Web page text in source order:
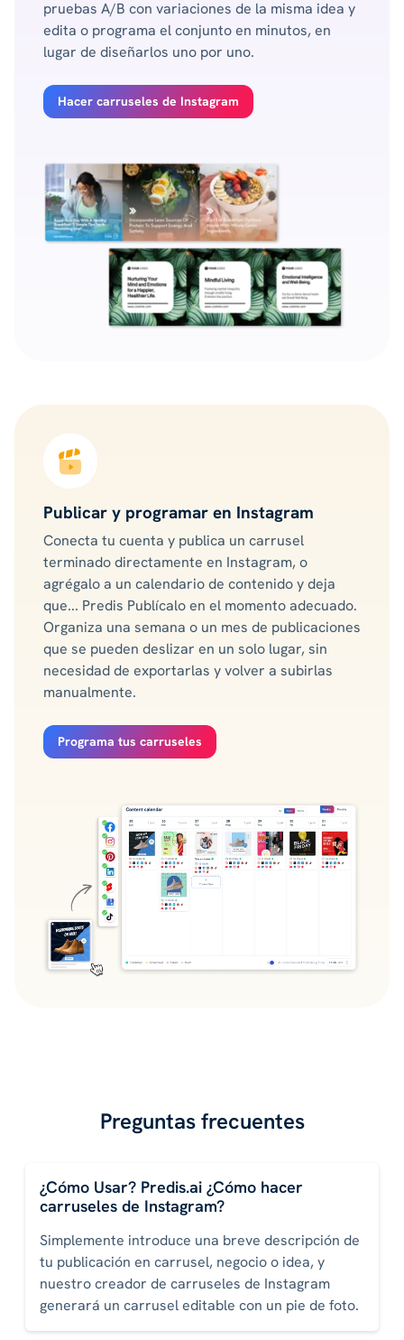
pruebas A/B con variaciones de la misma idea y
edita o programa el conjunto en minutos, en
lugar de diseñarlos uno por uno.
Hacer carruseles de Instagram
Publicar y programar en Instagram
Conecta tu cuenta y publica un carrusel
terminado directamente en Instagram, o
agrégalo a un calendario de contenido y deja
que... Predis Publícalo en el momento adecuado.
Organiza una semana o un mes de publicaciones
que se pueden deslizar en un solo lugar, sin
necesidad de exportarlas y volver a subirlas
manualmente.
Programa tus carruseles
Preguntas frecuentes
¿Cómo Usar? Predis.ai ¿Cómo hacer
carruseles de Instagram?
Simplemente introduce una breve descripción de
tu publicación en carrusel, negocio o idea, y
nuestro creador de carruseles de Instagram
generará un carrusel editable con un pie de foto.